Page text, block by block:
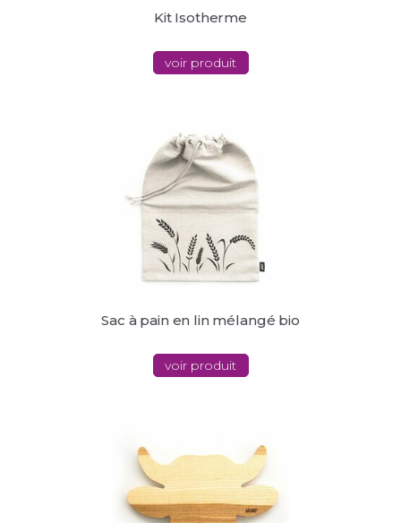
Kit Isotherme
voir produit
Sac à pain en lin mélangé bio
voir produit